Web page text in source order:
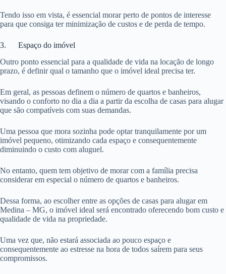
Tendo isso em vista, é essencial morar perto de pontos de interesse
para que consiga ter minimização de custos e de perda de tempo.
3. Espaço do imóvel
Outro ponto essencial para a qualidade de vida na locação de longo
prazo, é definir qual o tamanho que o imóvel ideal precisa ter.
Em geral, as pessoas definem o número de quartos e banheiros,
visando o conforto no dia a dia a partir da escolha de casas para alugar
que são compatíveis com suas demandas.
Uma pessoa que mora sozinha pode optar tranquilamente por um
imóvel pequeno, otimizando cada espaço e consequentemente
diminuindo o custo com aluguel.
No entanto, quem tem objetivo de morar com a família precisa
considerar em especial o número de quartos e banheiros.
Dessa forma, ao escolher entre as opções de casas para alugar em
Medina – MG, o imóvel ideal será encontrado oferecendo bom custo e
qualidade de vida na propriedade.
Uma vez que, não estará associada ao pouco espaço e
consequentemente ao estresse na hora de todos saírem para seus
compromissos.